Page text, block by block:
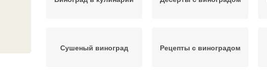
Сушеный виноград Рецепты с виноградом